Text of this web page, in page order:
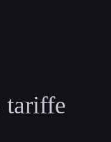
tariffe